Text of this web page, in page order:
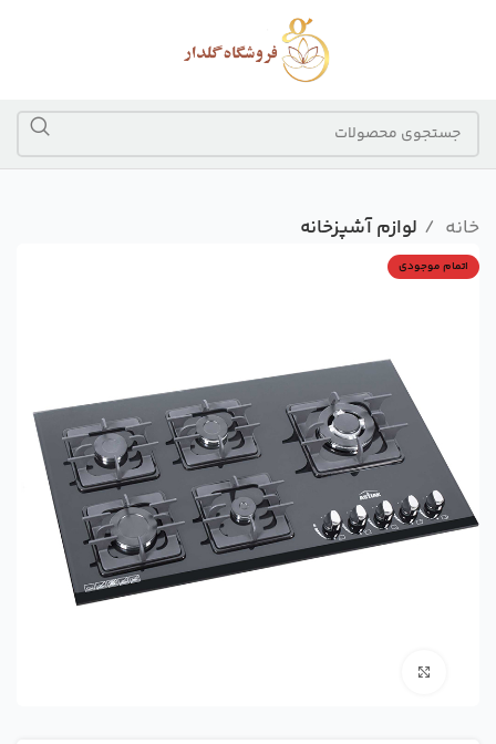
خانه لوازم آشپزخانه
اتمام موجودی